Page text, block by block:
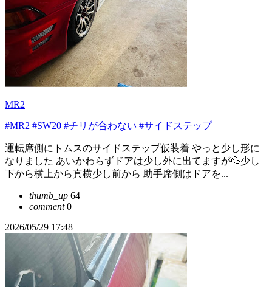
MR2
#MR2 #SW20 #チリが合わない #サイドステップ
運転席側にトムスのサイドステップ仮装着 やっと少し形に
なりました あいかわらずドアは少し外に出てますが💦少し
下から横上から真横少し前から 助手席側はドアを...
thumb_up 64
comment0
2026/05/29 17:48